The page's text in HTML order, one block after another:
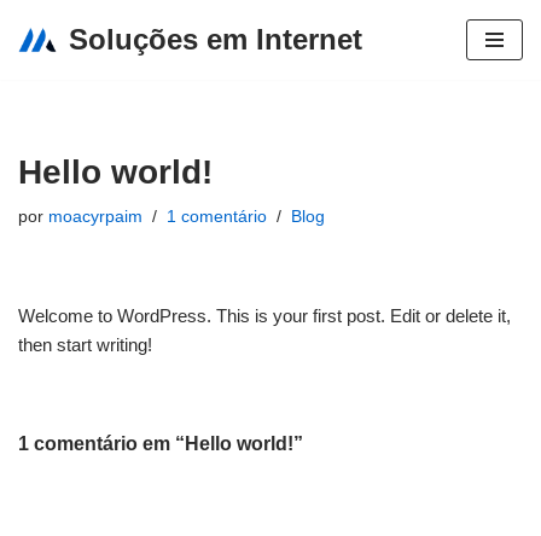
Soluções em Internet
Hello world!
por moacyrpaim 1 comentário Blog
Welcome to WordPress. This is your first post. Edit or delete it,
then start writing!
1 comentário em “Hello world!”